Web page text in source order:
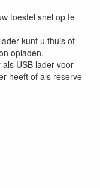
toestel snel op te
kunt u thuis of
opladen.
USB lader voor
heeft of als reserve